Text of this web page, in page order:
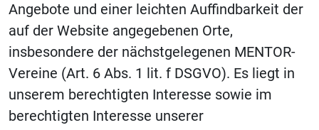
Angebote und einer leichten Auffindbarkeit der
auf der Website angegebenen Orte,
insbesondere der nächstgelegenen MENTOR-
Vereine (Art. 6 Abs. 1 lit. f DSGVO). Es liegt in
unserem berechtigten Interesse sowie im
berechtigten Interesse unserer